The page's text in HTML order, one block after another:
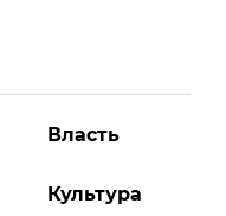
Власть
Культура